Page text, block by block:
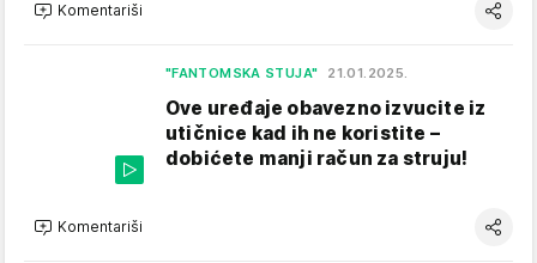
Komentariši
"FANTOMSKA STUJA" 21.01.2025.
Ove uređaje obavezno izvucite iz
utičnice kad ih ne koristite –
dobićete manji račun za struju!
Komentariši